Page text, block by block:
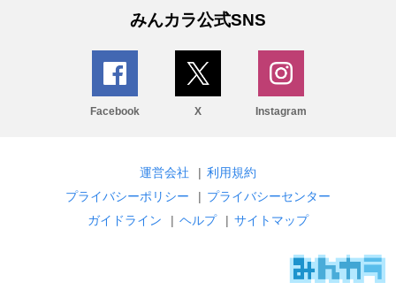
みんカラ公式SNS
Facebook X Instagram
運営会社 | 利用規約
プライバシーポリシー
| プライバシーセンター
ガイドライン
| ヘルプ | サイトマップ